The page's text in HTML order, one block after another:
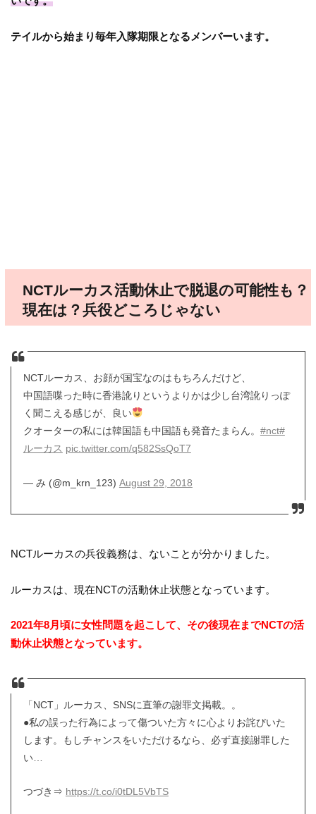
テイルから始まり毎年入隊期限となるメンバーいます。
NCTルーカス活動休止で脱退の可能性も？
現在は？兵役どころじゃない
NCTルーカス、お顔が国宝なのはもちろんだけど、
中国語喋った時に香港訛りというよりかは少し台湾訛りっぽ
く聞こえる感じが、良い
クオーターの私には韓国語も中国語も発音たまらん。 #nct#
ルーカス pic.twitter.com/q582SsQoT7
— み (@m_krn_123) August 29, 2018
NCTルーカスの兵役義務は、ないことが分かりました。
ルーカスは、現在NCTの活動休止状態となっています。
2021年8月頃に女性問題を起こして、その後現在までNCTの活
動休止状態となっています。
「NCT」ルーカス、SNSに直筆の謝罪文掲載。。
●私の誤った行為によって傷ついた方々に心よりお詫びいた
します。もしチャンスをいただけるなら、必ず直接謝罪した
い…
つづき⇒ https://t.co/i0tDL5VbTS